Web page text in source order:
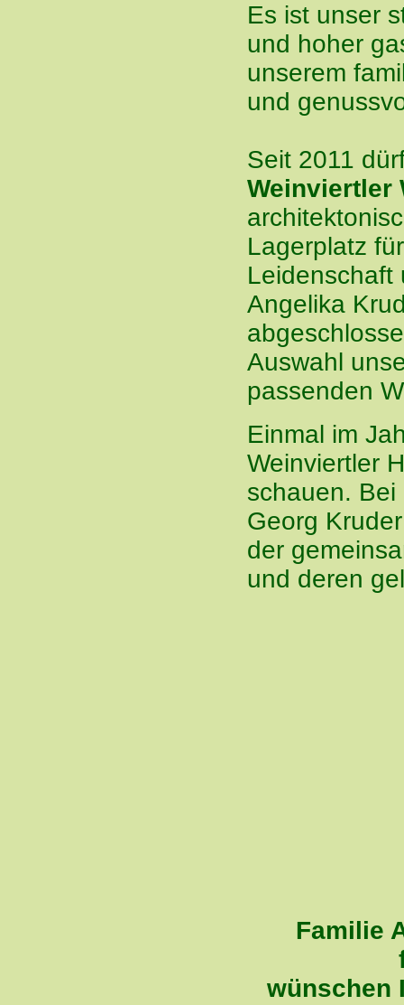
Es ist unser
und hoher
unserem
und
Seit 2011
Weinviertler
Lagerplatz
Leidenschaft
Angelika
Auswahl
passenden
Einmal im
Weinviertler
schauen.
Georg
der
und deren
Familie
wünschen